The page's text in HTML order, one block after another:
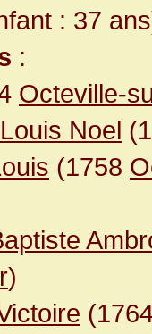
: 37
:
Octeville-
Noel
(1758
)